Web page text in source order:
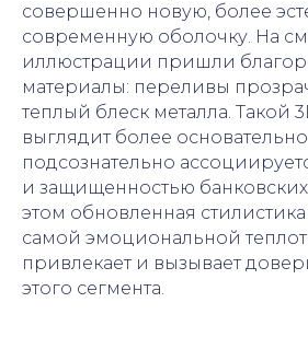
совершенно новую, более
современную оболочку. На
иллюстрации пришли
материалы: переливы
теплый блеск металла. Такой
выглядит более
подсознательно
и защищенностью
этом обновленная стилистика
самой эмоциональной
привлекает и вызывает
этого сегмента.